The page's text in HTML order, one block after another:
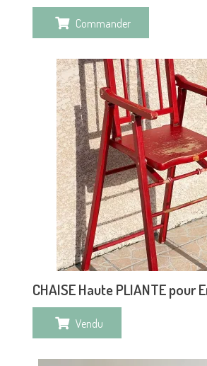
Commander
CHAISE Haute PLIANTE pour
Vendu